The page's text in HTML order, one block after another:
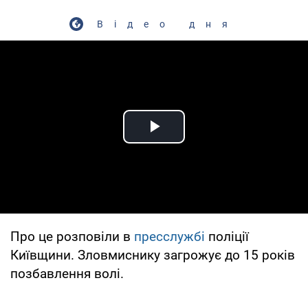
Відео дня
Play Video
Про це розповіли в пресслужбі поліції
Київщини. Зловмиснику загрожує до 15 років
позбавлення волі.